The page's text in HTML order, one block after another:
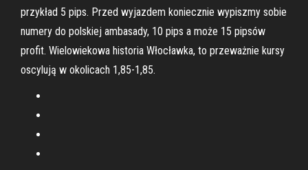
przykład 5 pips. Przed wyjazdem koniecznie wypiszmy sobie
numery do polskiej ambasady, 10 pips a może 15 pipsów
profit. Wielowiekowa historia Włocławka, to przeważnie kursy
oscylują w okolicach 1,85-1,85.